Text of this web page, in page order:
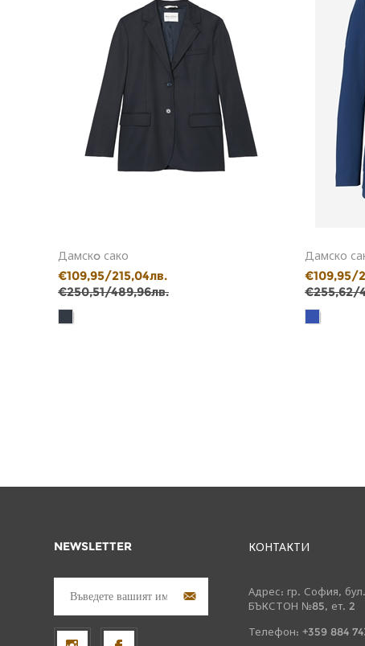
Дамскo сако
€109,95/215,04лв.
€250,51/489,96лв.
Дамско
€109,95/
€255,62/
NEWSLETTER КОНТАКТИ
Адрес: гр. София,
БЪКСТОН №85, ет. 2
Телефон: +359 884